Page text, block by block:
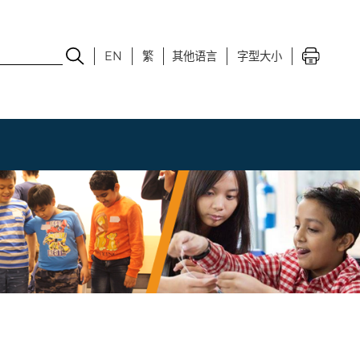
EN 繁 其他语言 字型大小